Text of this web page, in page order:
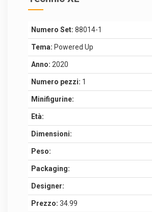
Numero Set: 88014-1
Tema: Powered Up
Anno: 2020
Numero pezzi: 1
Minifigurine:
Età:
Dimensioni:
Peso:
Packaging:
Designer:
Prezzo: 34.99